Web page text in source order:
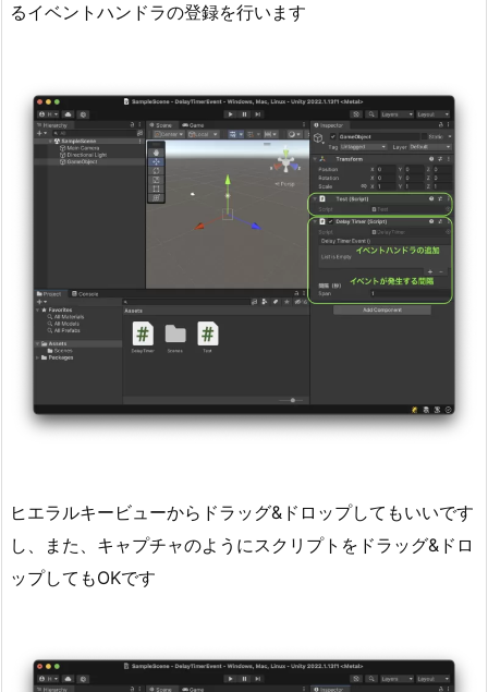
るイベントハンドラの登録を行います
ヒエラルキービューからドラッグ&ドロップしてもいいです
し、また、キャプチャのようにスクリプトをドラッグ&ドロ
ップしてもOKです